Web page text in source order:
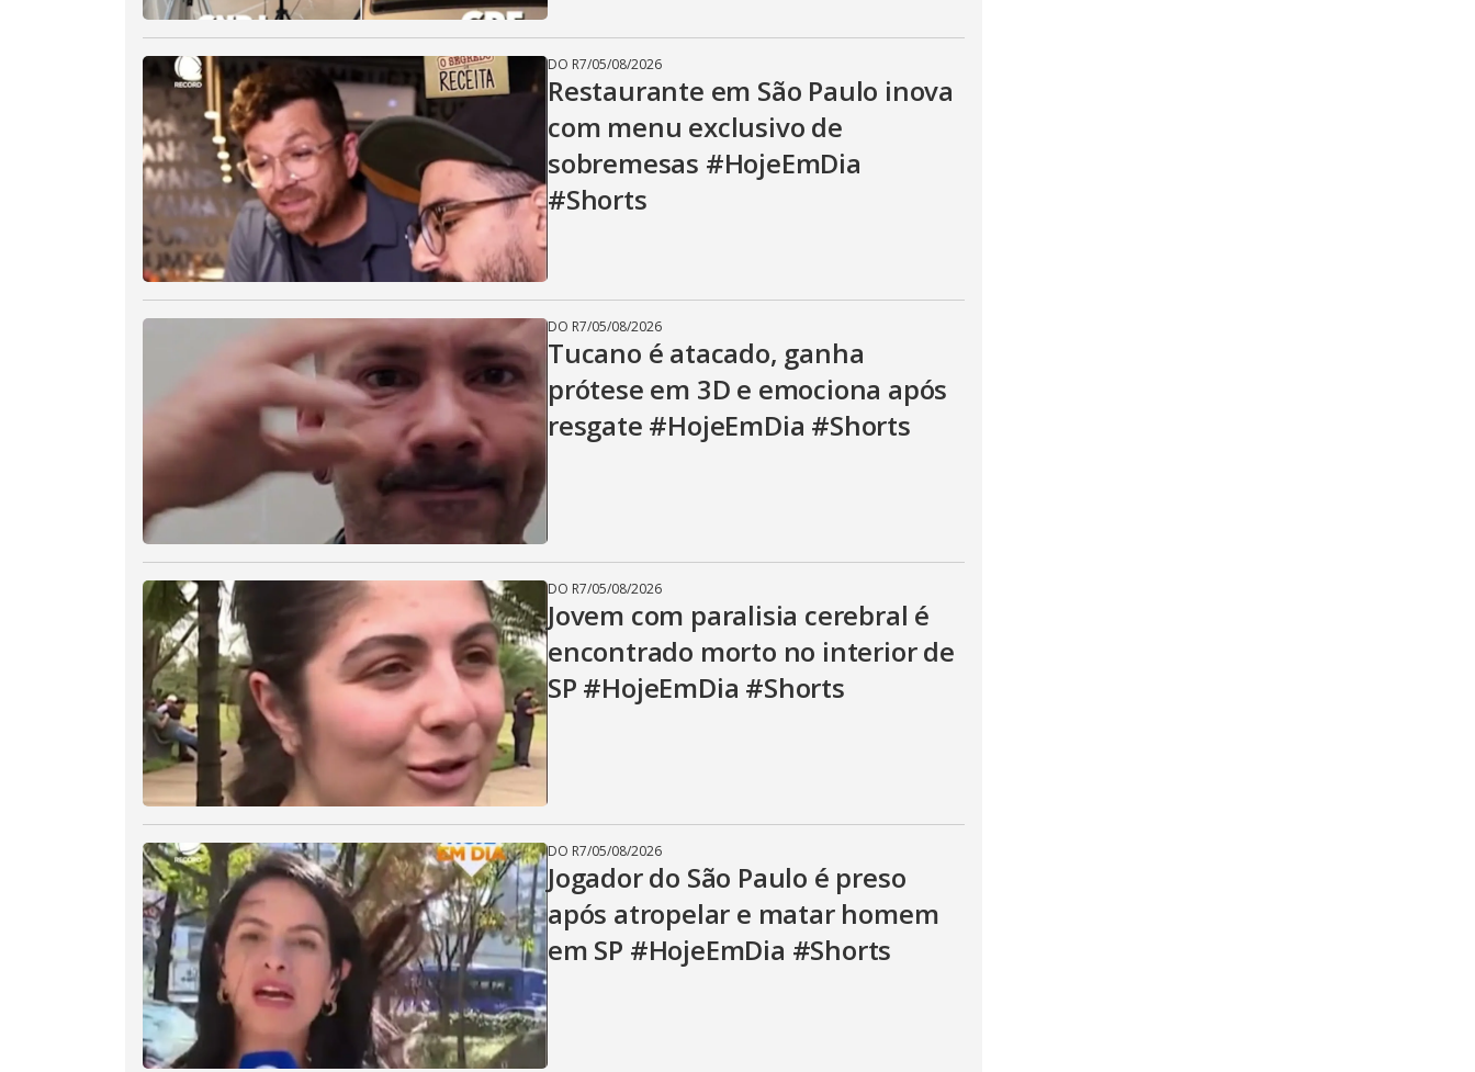
DO R7/05/08/2026
Restaurante em São Paulo inova
com menu exclusivo de
sobremesas #HojeEmDia
#Shorts
DO R7/05/08/2026
Tucano é atacado, ganha
prótese em 3D e emociona após
resgate #HojeEmDia #Shorts
DO R7/05/08/2026
Jovem com paralisia cerebral é
encontrado morto no interior de
SP #HojeEmDia #Shorts
DO R7/05/08/2026
Jogador do São Paulo é preso
após atropelar e matar homem
em SP #HojeEmDia #Shorts